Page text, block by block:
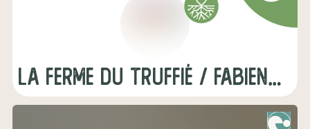
La ferme du Truffié / Fabienne Gomes